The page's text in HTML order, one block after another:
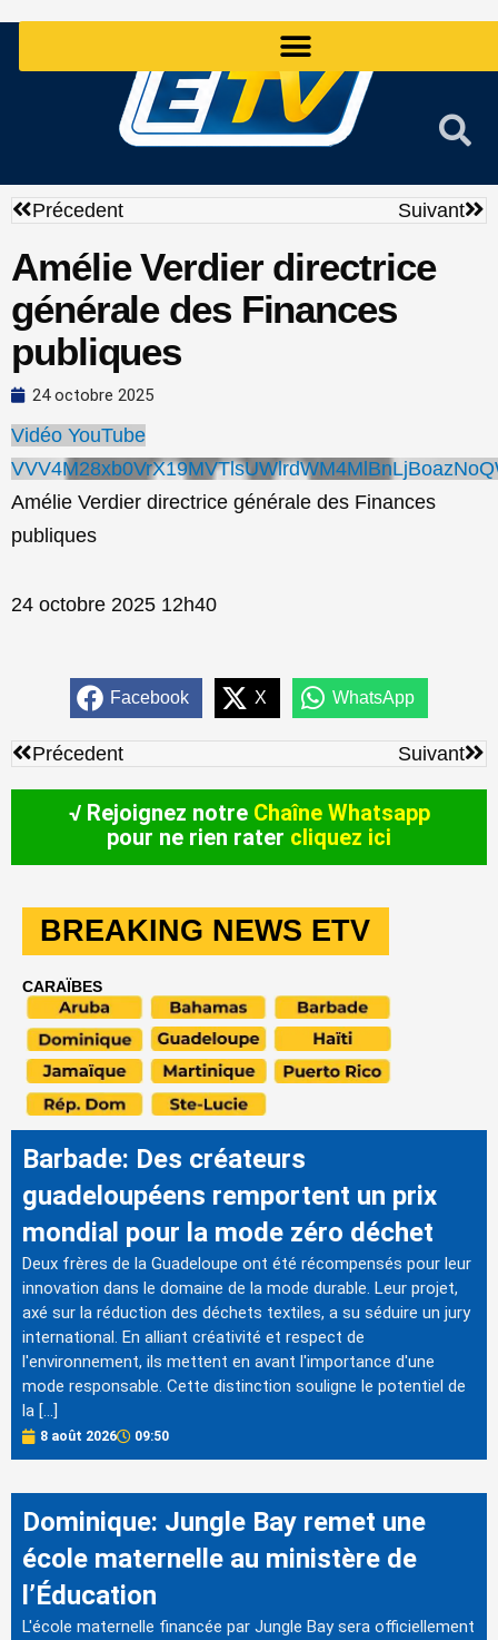
Précédent
Précedent Suivant
Amélie Verdier directrice
générale des Finances
publiques
24 octobre 2025
Vidéo YouTube
Amélie Verdier directrice générale des Finances
publiques
24 octobre 2025 12h40
Facebook X WhatsApp
Précédent
Précedent Suivant
√ Rejoignez notre Chaîne Whatsapp
pour ne rien rater cliquez ici
BREAKING NEWS ETV
CARAÏBES
Barbade: Des créateurs
guadeloupéens remportent un prix
mondial pour la mode zéro déchet
Deux frères de la Guadeloupe ont été récompensés pour leur
innovation dans le domaine de la mode durable. Leur projet,
axé sur la réduction des déchets textiles, a su séduire un jury
international. En alliant créativité et respect de
l'environnement, ils mettent en avant l'importance d'une
mode responsable. Cette distinction souligne le potentiel de
la […]
8 août 2026 09:50
Dominique: Jungle Bay remet une
école maternelle au ministère de
l’Éducation
L'école maternelle financée par Jungle Bay sera officiellement